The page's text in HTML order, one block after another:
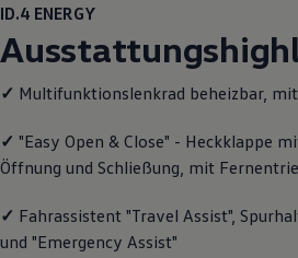
Entertainment und
Individualisieren
Wallbox und
Volkswagen Apps,
Handy und Fahrzeug
Über Ihr Auto
Vorgängermodelle
Kundeninformationen
ID.4 ENERGY
✓ Multifunktionslenkrad beheizbar,
✓ "Easy Open & Close" - Heckklappe
Öffnung und Schließung, mit
✓ Fahrassistent "Travel Assist",
und "Emergency Assist"